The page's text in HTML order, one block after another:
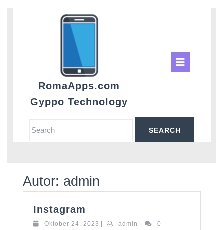
RomaApps.com
Gyppo Technology
Search
Autor: admin
Instagram
Oktober 24, 2023 Oktoberadmin admin
0